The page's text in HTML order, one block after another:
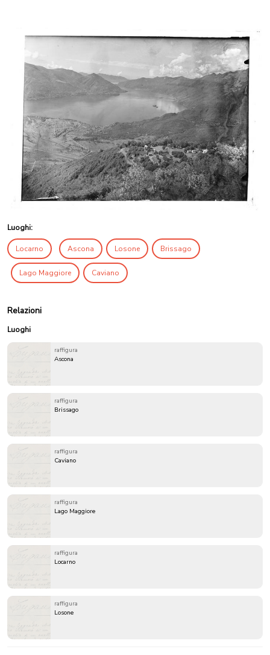
Luoghi:
Locarno Ascona Losone Brissago
Lago Maggiore Caviano
Relazioni
Luoghi
raffigura
Ascona
raffigura
Brissago
raffigura
Caviano
raffigura
Lago Maggiore
raffigura
Locarno
raffigura
Losone